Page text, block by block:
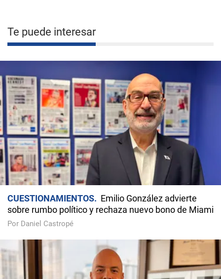
Te puede interesar
CUESTIONAMIENTOS
Emilio González advierte
sobre rumbo político y rechaza nuevo bono de Miami
Por Daniel Castropé